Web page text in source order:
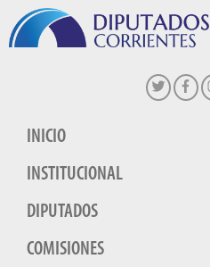
INICIO
INSTITUCIONAL
DIPUTADOS
COMISIONES